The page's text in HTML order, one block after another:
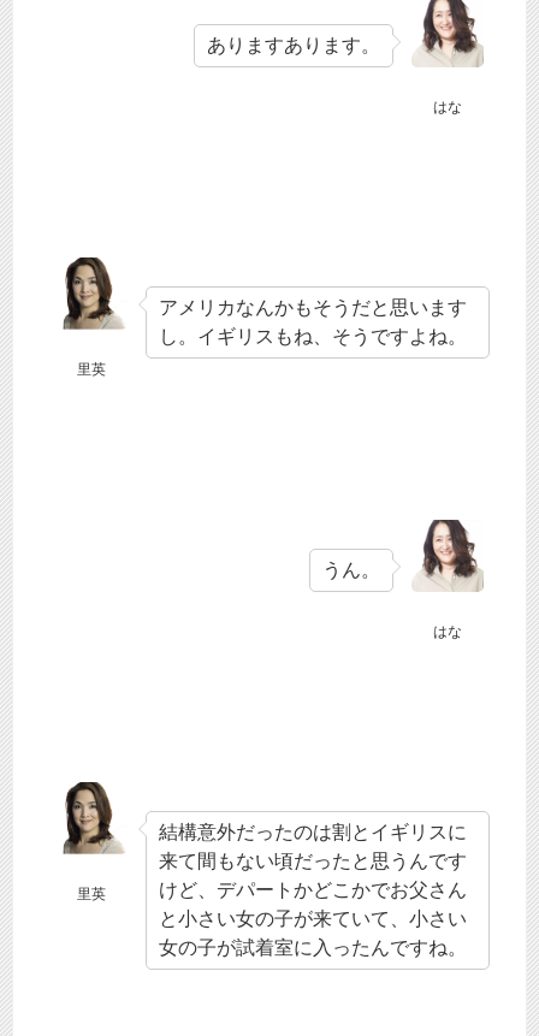
はな
ありますあります。
里英
アメリカなんかもそうだと思います
し。イギリスもね、そうですよね。
はな
うん。
里英
結構意外だったのは割とイギリスに
来て間もない頃だったと思うんです
けど、デパートかどこかでお父さん
と小さい女の子が来ていて、小さい
女の子が試着室に入ったんですね。